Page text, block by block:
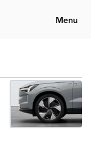
Menu